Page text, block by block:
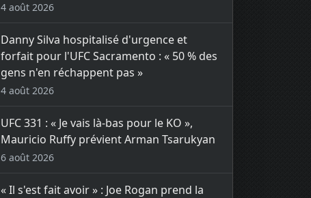
4 août 2026
Danny Silva hospitalisé d'urgence et
forfait pour l'UFC Sacramento : « 50 % des
gens n'en réchappent pas »
4 août 2026
UFC 331 : « Je vais là-bas pour le KO »,
Mauricio Ruffy prévient Arman Tsarukyan
6 août 2026
« Il s'est fait avoir » : Joe Rogan prend la